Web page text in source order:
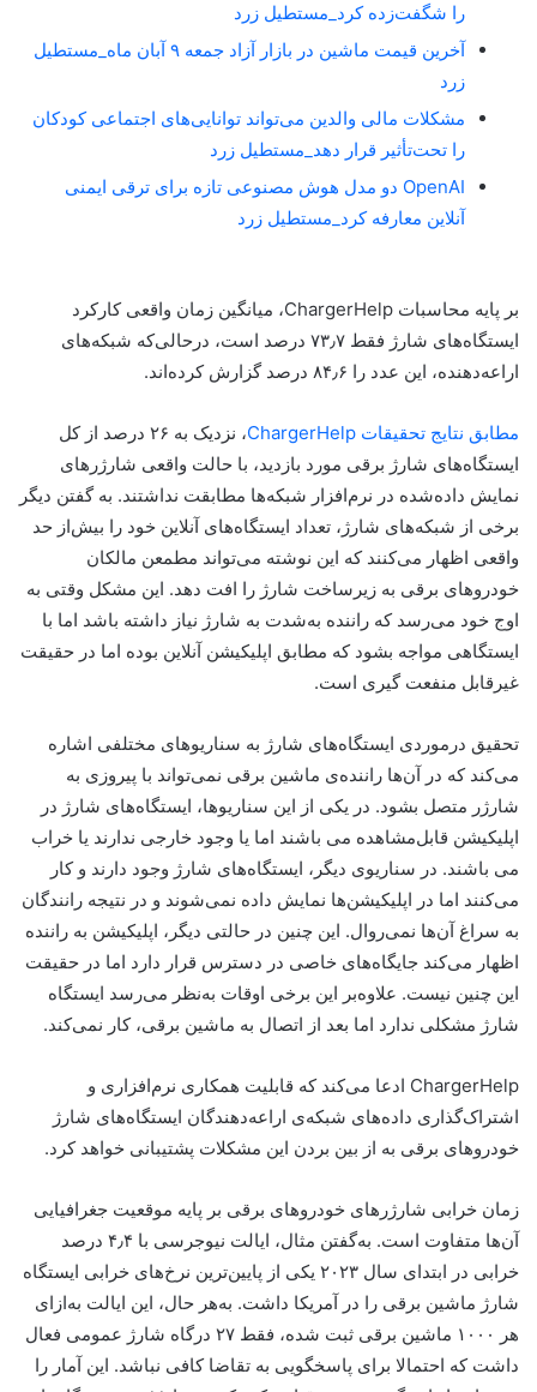
را شگفت‌زده کرد_مستطیل زرد
آخرین قیمت ماشین در بازار آزاد جمعه ۹ آبان ماه_مستطیل
زرد
مشکلات مالی والدین می‌تواند توانایی‌های اجتماعی کودکان
را تحت‌تأثیر قرار دهد_مستطیل زرد
OpenAI دو مدل هوش مصنوعی تازه برای ترقی ایمنی
آنلاین معارفه کرد_مستطیل زرد
بر پایه محاسبات ChargerHelp، میانگین زمان واقعی کارکرد
ایستگاه‌های شارژ فقط ۷۳٫۷ درصد است، درحالی‌که شبکه‌های
اراعه‌دهنده‌، این عدد را ۸۴٫۶ درصد گزارش کرده‌اند.
مطابق نتایج تحقیقات ChargerHelp
، نزدیک به ۲۶ درصد از کل
ایستگاه‌های شارژ برقی مورد بازدید، با حالت واقعی شارژرهای
نمایش داده‌شده در نرم‌افزار شبکه‌ها مطابقت نداشتند. به گفتن دیگر
برخی از شبکه‌های شارژ، تعداد ایستگاه‌های آنلاین خود را بیش‌از حد
واقعی اظهار می‌کنند که این نوشته می‌تواند مطمعن مالکان
خودروهای برقی به زیرساخت شارژ را افت دهد. این مشکل وقتی به
اوج خود می‌رسد که راننده به‌شدت به شارژ نیاز داشته باشد اما با
ایستگاهی مواجه بشود که مطابق اپلیکیشن آنلاین بوده اما در حقیقت
غیرقابل منفعت گیری است.
تحقیق درمورد‌ی ایستگاه‌های شارژ به سناریوهای مختلفی اشاره
می‌کند که در آن‌ها راننده‌ی ماشین برقی نمی‌تواند با پیروزی به
شارژر متصل بشود. در یکی از این سناریوها، ایستگاه‌های شارژ در
اپلیکیشن قابل‌مشاهده می باشند اما یا وجود خارجی ندارند یا خراب
می باشند. در سناریوی دیگر، ایستگاه‌های شارژ وجود دارند و کار
می‌کنند اما در اپلیکیشن‌ها نمایش داده نمی‌شوند و در نتیجه رانندگان
به سراغ آن‌ها نمی‌روال. این چنین در حالتی دیگر، اپلیکیشن به راننده
اظهار می‌کند جایگاه‌های خاصی در دسترس قرار دارد اما در حقیقت
این چنین نیست. علاوه‌بر این برخی اوقات به‌نظر می‌رسد ایستگاه
شارژ مشکلی ندارد اما بعد از اتصال به ماشین برقی، کار نمی‌کند.
ChargerHelp ادعا می‌کند که قابلیت همکاری نرم‌افزاری و
اشتراک‌گذاری داده‌های شبکه‌ی اراعه‌دهندگان ایستگاه‌های شارژ
خودروهای برقی به از بین بردن این مشکلات پشتیبانی خواهد کرد.
زمان خرابی شارژرهای خودروهای برقی بر پایه موقعیت جغرافیایی
آن‌ها متفاوت است. به‌گفتن مثال، ایالت نیوجرسی با ۴٫۴ درصد
خرابی در ابتدای سال ۲۰۲۳ یکی از پایین‌ترین نرخ‌های خرابی ایستگاه
شارژ ماشین برقی را در آمریکا داشت. به‌هر حال، این ایالت به‌ازای
هر ۱۰۰۰ ماشین برقی ثبت شده، فقط ۲۷ درگاه شارژ عمومی فعال
داشت که احتمالا برای پاسخگویی به تقاضا کافی نباشد. این آمار را